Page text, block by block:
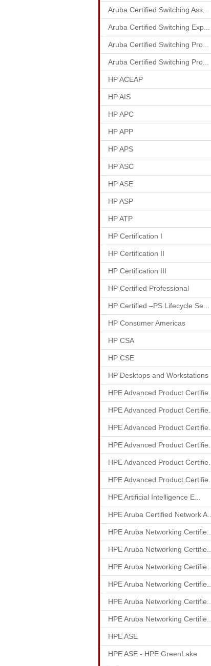
Aruba Certified Switching Ass...
Aruba Certified Switching Exp...
Aruba Certified Switching Pro...
Aruba Certified Switching Pro...
HP ACEAP
HP AIS
HP APC
HP APP
HP APS
HP ASC
HP ASE
HP ASP
HP ATP
HP Certification I
HP Certification II
HP Certification III
HP Certified Professional
HP Certified –PS Lifecycle Se...
HP Consumer Americas
HP CSA
HP CSE
HP Desktops and Workstations
HPE Advanced Product Certifie...
HPE Advanced Product Certifie...
HPE Advanced Product Certifie...
HPE Advanced Product Certifie...
HPE Advanced Product Certifie...
HPE Advanced Product Certifie...
HPE Artificial Intelligence E...
HPE Aruba Certified Network A...
HPE Aruba Networking Certifie...
HPE Aruba Networking Certifie...
HPE Aruba Networking Certifie...
HPE Aruba Networking Certifie...
HPE Aruba Networking Certifie...
HPE Aruba Networking Certifie...
HPE ASE
HPE ASE - HPE GreenLake